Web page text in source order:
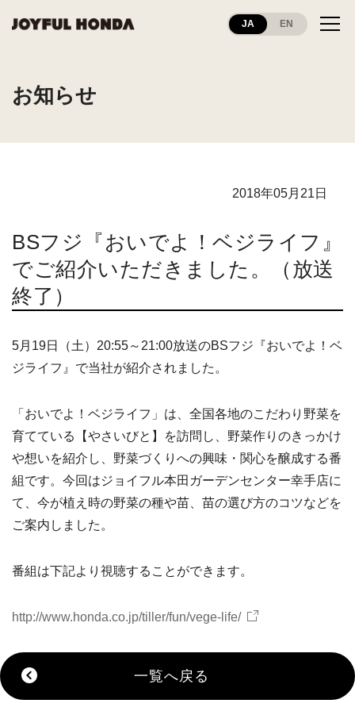
お知らせ
2018年05月21日
BSフジ『おいでよ！ベジライフ』
でご紹介いただきました。（放送
終了）
5月19日（土）20:55～21:00放送のBSフジ『おいでよ！ベ
ジライフ』で当社が紹介されました。
「おいでよ！ベジライフ」は、全国各地のこだわり野菜を
育てている【やさいびと】を訪問し、野菜作りのきっかけ
や想いを紹介し、野菜づくりへの興味・関心を醸成する番
組です。今回はジョイフル本田ガーデンセンター幸手店に
て、今が植え時の野菜の種や苗、苗の選び方のコツなどを
ご案内しました。
番組は下記より視聴することができます。
http://www.honda.co.jp/tiller/fun/vege-life/
一覧へ戻る
JA EN